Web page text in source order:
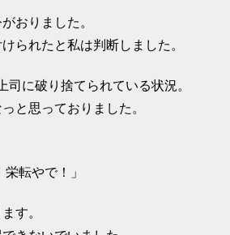
おりました。
られたと私は判断しました。
に破り捨てられている状況。
と思っておりました。
転やで！」
す。